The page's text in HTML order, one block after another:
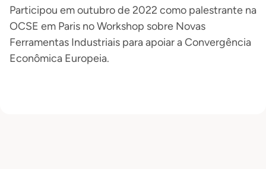
Participou em outubro de 2022 como palestrante na
OCSE em Paris no Workshop sobre Novas
Ferramentas Industriais para apoiar a Convergência
Econômica Europeia.